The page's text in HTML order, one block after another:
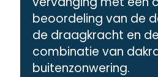
beoordeling van de
de draagkracht en
combinatie van
buitenzonwering.